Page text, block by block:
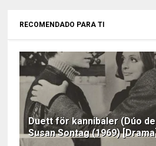
RECOMENDADO PARA TI
Duett för kannibaler (Dúo
Susan Sontag (1969)